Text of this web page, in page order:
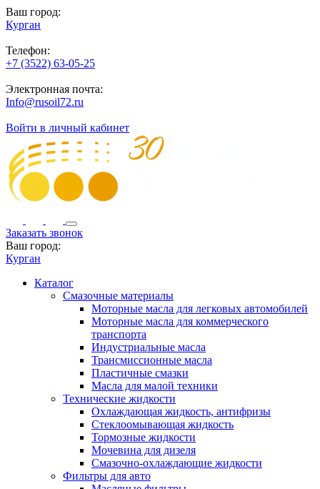
Ваш город:
Курган
Телефон:
+7 (3522) 63-05-25
Электронная почта:
Info@rusoil72.ru
Войти в личный кабинет
Заказать звонок
Ваш город:
Курган
Каталог
Смазочные материалы
Моторные масла для легковых автомобилей
Моторные масла для коммерческого
транспорта
Индустриальные масла
Трансмиссионные масла
Пластичные смазки
Масла для малой техники
Технические жидкости
Охлаждающая жидкость, антифризы
Стеклоомывающая жидкость
Тормозные жидкости
Мочевина для дизеля
Смазочно-охлаждающие жидкости
Фильтры для авто